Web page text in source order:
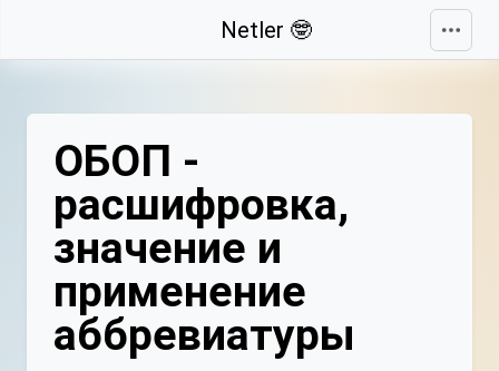
Netler 🤓
ОБОП -
расшифровка,
значение и
применение
аббревиатуры